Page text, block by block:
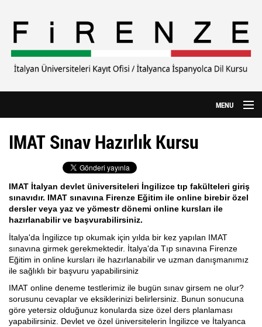
MENU
CILS Sınavı
Yurtdışı Eğitim
Özel Üniversiteler
İtalyanca Kursu
İspanyolca Kursu
Burs Yarışmaları
IMAT Sınav Hazırlık Kursu
IMAT İtalyan devlet üniversiteleri İngilizce tıp fakülteleri giriş
sınavıdır. IMAT sınavına Firenze Eğitim ile online birebir özel
dersler veya yaz ve yömestr dönemi online kursları ile
hazırlanabilir ve başvurabilirsiniz.
İtalya'da İngilizce tıp okumak için yılda bir kez yapılan IMAT
sınavına girmek gerekmektedir. İtalya'da Tıp sınavına Firenze
Eğitim in online kursları ile hazırlanabilir ve uzman danışmanımız
ile sağlıklı bir başvuru yapabilirsiniz
IMAT online deneme testlerimiz ile bugün sınav girsem ne olur?
sorusunu cevaplar ve eksiklerinizi belirlersiniz. Bunun sonucuna
göre yetersiz olduğunuz konularda size özel ders planlaması
yapabilirsiniz. Devlet ve özel üniversitelerin İngilizce ve İtalyanca